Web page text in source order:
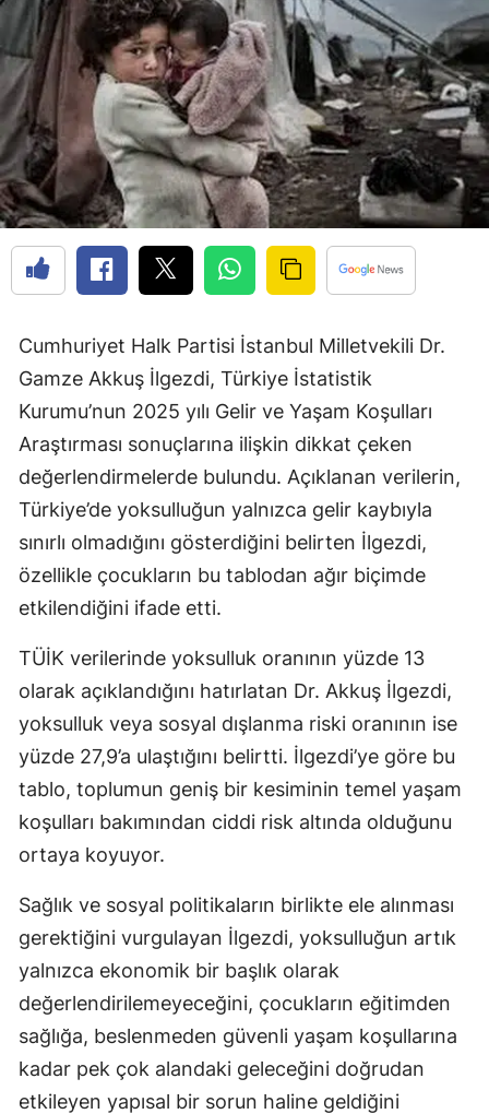
Cumhuriyet Halk Partisi İstanbul Milletvekili Dr.
Gamze Akkuş İlgezdi, Türkiye İstatistik
Kurumu’nun 2025 yılı Gelir ve Yaşam Koşulları
Araştırması sonuçlarına ilişkin dikkat çeken
değerlendirmelerde bulundu. Açıklanan verilerin,
Türkiye’de yoksulluğun yalnızca gelir kaybıyla
sınırlı olmadığını gösterdiğini belirten İlgezdi,
özellikle çocukların bu tablodan ağır biçimde
etkilendiğini ifade etti.
TÜİK verilerinde yoksulluk oranının yüzde 13
olarak açıklandığını hatırlatan Dr. Akkuş İlgezdi,
yoksulluk veya sosyal dışlanma riski oranının ise
yüzde 27,9’a ulaştığını belirtti. İlgezdi’ye göre bu
tablo, toplumun geniş bir kesiminin temel yaşam
koşulları bakımından ciddi risk altında olduğunu
ortaya koyuyor.
Sağlık ve sosyal politikaların birlikte ele alınması
gerektiğini vurgulayan İlgezdi, yoksulluğun artık
yalnızca ekonomik bir başlık olarak
değerlendirilemeyeceğini, çocukların eğitimden
sağlığa, beslenmeden güvenli yaşam koşullarına
kadar pek çok alandaki geleceğini doğrudan
etkileyen yapısal bir sorun haline geldiğini